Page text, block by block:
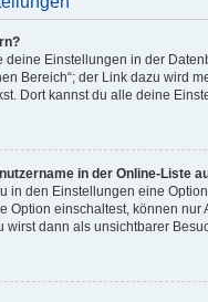
Einstellungen in der
Bereich“; der Link dazu wird
Dort kannst du alle deine
in der Online-Liste
in den Einstellungen eine
Option einschaltest, können
dann als unsichtbarer